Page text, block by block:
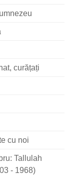
curățați
cu noi
Tallulah
- 1968)